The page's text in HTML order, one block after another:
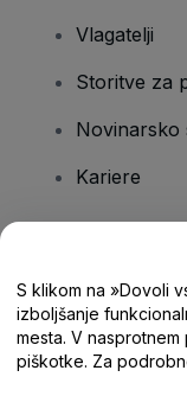
Vlagatelji
Storitve za
Novinarsko
Kariere
Središče
S klikom na »Dovoli
izboljšanje
mesta. V
piškotke. Za